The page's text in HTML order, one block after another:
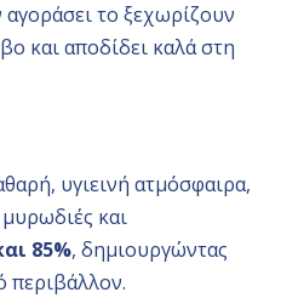
το ξεχωρίζουν
και αποδίδει καλά στη
υγιεινή ατμόσφαιρα,
και
85%, δημιουργώντας
περιβάλλον.